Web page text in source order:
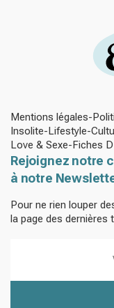
Mentions légales
Insolite Lifestyle
Love & Sexe Fiches
Rejoignez notre
à notre
Pour ne rien louper
la page des dernières